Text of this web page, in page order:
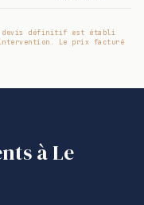
devis définitif est établi
Le prix facturé
à Le